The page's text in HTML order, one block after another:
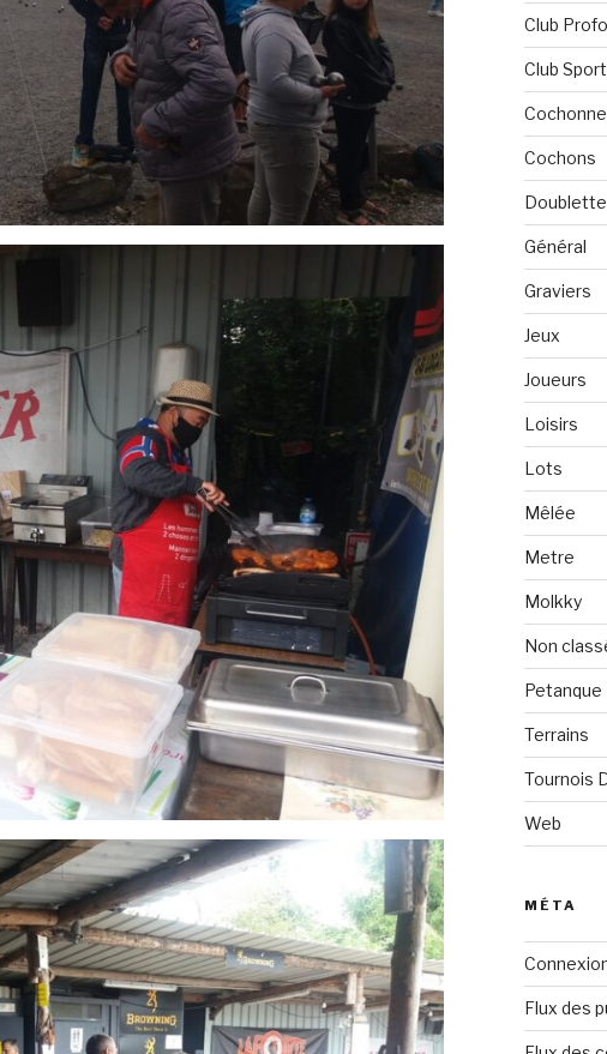
Club
Club
Cochons
Doublette
Général
Graviers
Jeux
Joueurs
Loisirs
Lots
Mêlée
Metre
Molkky
Non
Petanque
Terrains
Tournois
Web
MÉTA
Flux des